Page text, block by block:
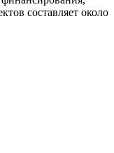
составляет около